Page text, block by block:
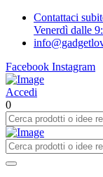
Contattaci
Venerdì dalle
Facebook Instagram
Accedi
0